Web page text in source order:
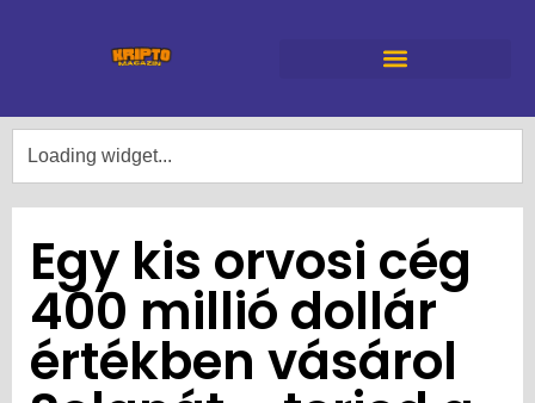
Egy kis orvosi cég
400 millió dollár
értékben vásárol